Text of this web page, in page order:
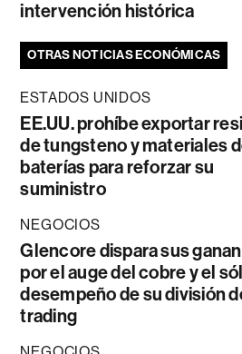
intervención histórica
OTRAS NOTICIAS ECONÓMICAS
ESTADOS UNIDOS
EE.UU. prohíbe exportar
de tungsteno y materiales
baterías para reforzar su
suministro
NEGOCIOS
Glencore dispara sus
por el auge del cobre y el
desempeño de su división
trading